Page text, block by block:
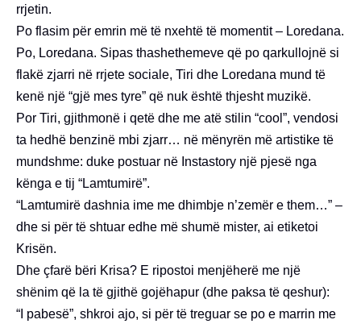
rrjetin.
Po flasim për emrin më të nxehtë të momentit – Loredana.
Po, Loredana. Sipas thashethemeve që po qarkullojnë si
flakë zjarri në rrjete sociale, Tiri dhe Loredana mund të
kenë një “gjë mes tyre” që nuk është thjesht muzikë.
Por Tiri, gjithmonë i qetë dhe me atë stilin “cool”, vendosi
ta hedhë benzinë mbi zjarr… në mënyrën më artistike të
mundshme: duke postuar në Instastory një pjesë nga
kënga e tij “Lamtumirë”.
“Lamtumirë dashnia ime me dhimbje n’zemër e them…” –
dhe si për të shtuar edhe më shumë mister, ai etiketoi
Krisën.
Dhe çfarë bëri Krisa? E ripostoi menjëherë me një
shënim që la të gjithë gojëhapur (dhe paksa të qeshur):
“I pabesë”, shkroi ajo, si për të treguar se po e marrin me